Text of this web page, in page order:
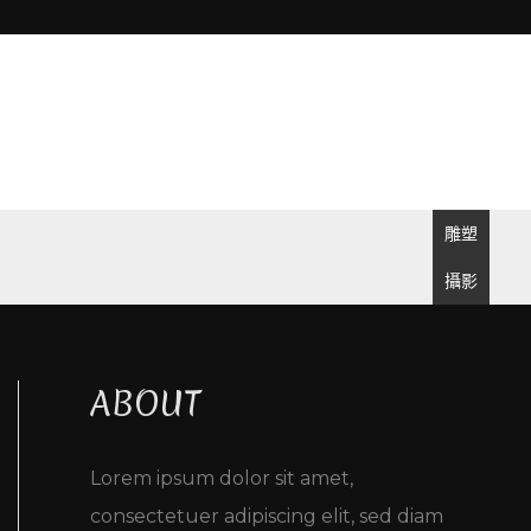
雕塑
攝影
ABOUT
Lorem ipsum dolor sit amet,
consectetuer adipiscing elit, sed diam